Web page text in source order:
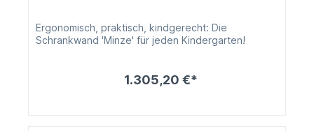
Ergonomisch, praktisch, kindgerecht: Die
Schrankwand 'Minze' für jeden Kindergarten!
1.305,20 €*